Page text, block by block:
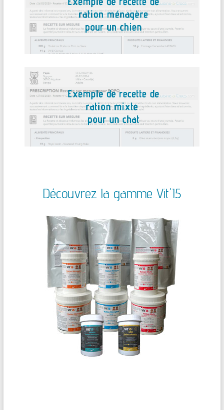
Découvrez la gamme Vit'I5